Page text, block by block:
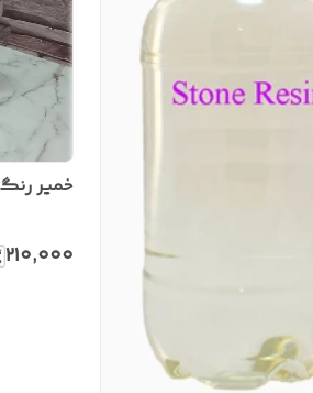
خمیر رنگ
۲۱۰٬۰۰۰